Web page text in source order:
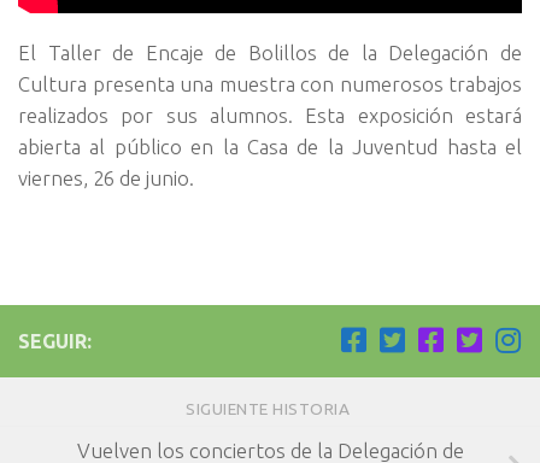
El Taller de Encaje de Bolillos de la Delegación de
Cultura presenta una muestra con numerosos trabajos
realizados por sus alumnos. Esta exposición estará
abierta al público en la Casa de la Juventud hasta el
viernes, 26 de junio.
SEGUIR:
SIGUIENTE HISTORIA
Vuelven los conciertos de la Delegación de